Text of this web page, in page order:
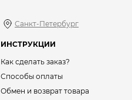
Санкт-Петербург
ИНСТРУКЦИИ
Как сделать заказ?
Способы оплаты
Обмен и возврат товара